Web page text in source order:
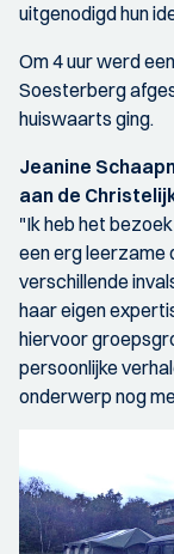
uitgenodigd hun
Om 4 uur werd
Soesterberg
huiswaarts ging.
Jeanine
aan de
"Ik heb het
een erg leerzame
verschillende
haar eigen
hiervoor
persoonlijke
onderwerp nog